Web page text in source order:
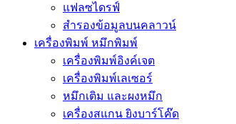
แฟลซไดรฟ์
สำรองข้อมูลบนคลาวน์
เครื่องพิมพ์ หมึกพิมพ์
เครื่องพิมพ์อิงค์เจต
เครื่องพิมพ์เลเซอร์
หมึกเติม และผงหมึก
เครื่องสแกน ยิงบาร์โค๊ด